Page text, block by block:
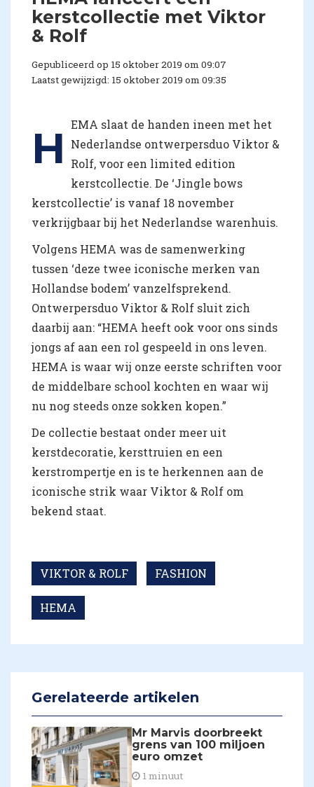
kerstcollectie met Viktor
& Rolf
Gepubliceerd op 15 oktober 2019 om 09:07
Laatst gewijzigd: 15 oktober 2019 om 09:35
H EMA slaat de handen ineen met het
Nederlandse ontwerpersduo Viktor &
Rolf, voor een limited edition
kerstcollectie. De ‘Jingle bows
kerstcollectie’ is vanaf 18 november
verkrijgbaar bij het Nederlandse warenhuis.
Volgens HEMA was de samenwerking
tussen ‘deze twee iconische merken van
Hollandse bodem’ vanzelfsprekend.
Ontwerpersduo Viktor & Rolf sluit zich
daarbij aan: “HEMA heeft ook voor ons sinds
jongs af aan een rol gespeeld in ons leven.
HEMA is waar wij onze eerste schriften voor
de middelbare school kochten en waar wij
nu nog steeds onze sokken kopen.”
De collectie bestaat onder meer uit
kerstdecoratie, kersttruien en een
kerstrompertje en is te herkennen aan de
iconische strik waar Viktor & Rolf om
bekend staat.
VIKTOR & ROLF FASHION
HEMA
Gerelateerde artikelen
Mr Marvis doorbreekt
grens van 100 miljoen
euro omzet
1 minuut